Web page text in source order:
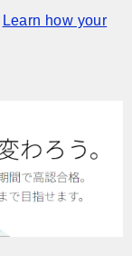
Learn how your